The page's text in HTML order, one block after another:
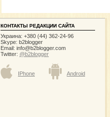
КОНТАКТЫ РЕДАКЦИИ САЙТА
Украина: +380 (44) 362-24-96
Skype: b2blogger
Email: info@b2blogger.com
Twitter: @b2blogger
IPhone Android